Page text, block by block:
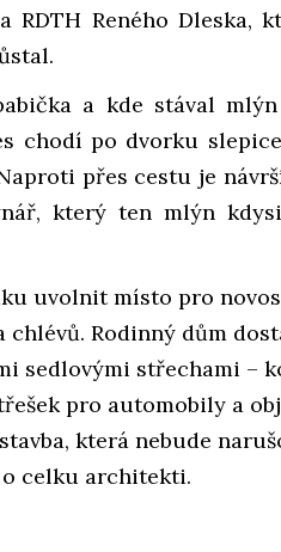
Reného Dleska,
a kde stával
chodí po dvorku
přes cestu je
který ten mlýn kdysi
uvolnit místo pro
Rodinný dům
sedlovými střechami –
pro automobily a
která nebude
o celku architekti.